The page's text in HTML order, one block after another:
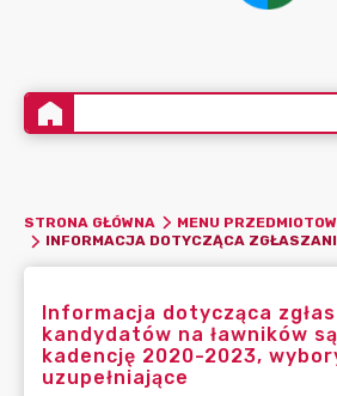
STRONA GŁÓWNA MENU
Informacja dotycząca
kandydatów na ławników
kadencję 2020-2023,
uzupełniające